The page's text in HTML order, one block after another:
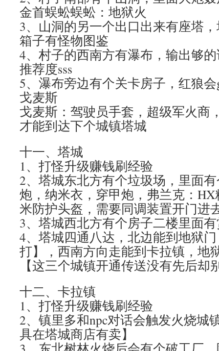
金首蜈蚣蜈蚣：地狱火
3、山洞的另一个出口出来有座塔
箱子有怪物图鉴
4、村子的西南方有瀑布，输出够
推荐度sss
5、瀑布旁边有个关卡房子，红狼
戈麦斯
戈麦斯：驾驶员手套，超级军火商
才能到达下个城镇塔城
十一、塔城
1、打怪升级赚钱刷经验
2、塔城东北方有个垃圾场，里面
炮，纳米衣，穿甲炮，弗兰克：
米防护头盔，需要同调装置开门进
3、塔城西北方有个房子二楼里面
4、塔城四通八达，北边能到地狱
打】，西南方向走能到卡拉镇，地
【这三个城镇开通传送没有先后却
十二、卡拉镇
1、打怪升级赚钱刷经验
2、镇里多和npc对话会触发火烧城
具在塔城商店有卖】